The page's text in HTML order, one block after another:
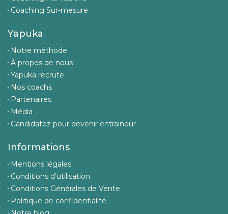
Coaching Sur-mesure
Yapuka
Notre méthode
À propos de nous
Yapuka recrute
Nos coachs
Partenaires
Média
Candidatez pour devenir entraineur
Informations
Mentions légales
Conditions d’utilisation
Conditions Générales de Vente
Politique de confidentialité